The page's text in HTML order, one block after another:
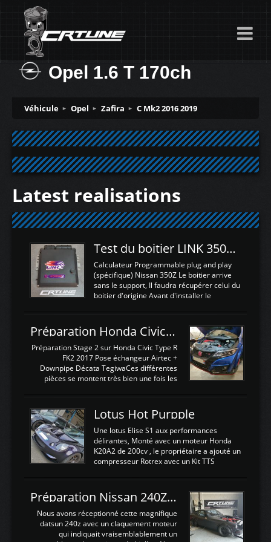
Opel 1.6 T 170ch
Véhicule Opel Zafira C Mk2 2016 2019
Latest realisations
Test du boitier LINK 350Z Plugin ECU
Calculateur Programmable plug and play
(spécifique) Nissan 350Z Le boitier arrive
sans le support, Il faudra récupérer celui du
boitier d'origine Avant d'installer le
d'envoyer l'information de la large bande
dans le boitier. sydney sweeney deepfake
La sortie 0-5V de l'afr sera connectée sur
l'entrée AN Volt 8 et GndAN pour
Analogique, et Volt car l'information est une
tension (Pas une résistance variable d'un
est temps de brancher le ...
Préparation Honda Civic Type R FK2
Préparation Stage 2 sur Honda Civic Type R
FK2 2017 Pose échangeur Airtec +
Downpipe Décata TegiwaCes différentes
pièces se montent très bien une fois les
légere découpe du plastique inferieur,
negénant en rien la structure ou le
fonctionnement du fond plat. Une
reprogrammation Stage 2 est faite sur le
calculateur d'origine. Une alternative
économique au passage sur Hondata
d'origine 310cv et 400Nn , Une fois
reprogrammé et les ...
Lotus Hot Purpple
Une lotus Elise S1 aux performances
délirantes, Monté avec un moteur Honda
K20A2 de 200cv , le propriétaire a ajouté un
compresseur Rotrex avec un Kit TTS
d'augmenter la puissance de son moteur:
un watercooler a été ajouté. 300Cv sans
échangeurLa lotus équipée d'un Hondata
Kpro et d'une large bande pour le réglage
Avantages et inconvénients d'un
Préparation Nissan 240Z SR20DET
Nous avons réceptionné cette magnifique
datsun 240z avec un claquement moteur
qui indiquait vraisemblablement un